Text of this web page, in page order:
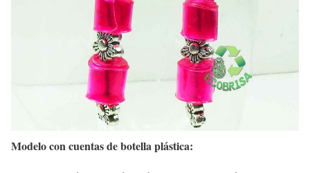
Modelo con cuentas de botella plástica: